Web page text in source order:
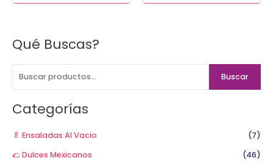
Qué Buscas?
B
c
a
p
Buscar
Categorías
🥬 Ensaladas Al Vacio
(7)
🌮 Dulces Mexicanos
(46)